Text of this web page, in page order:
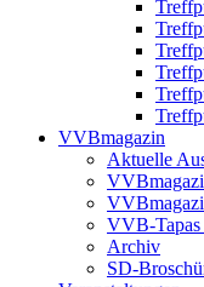
VVBmagazin
Aktuelle
VVB-Tapas
Archiv
SD-